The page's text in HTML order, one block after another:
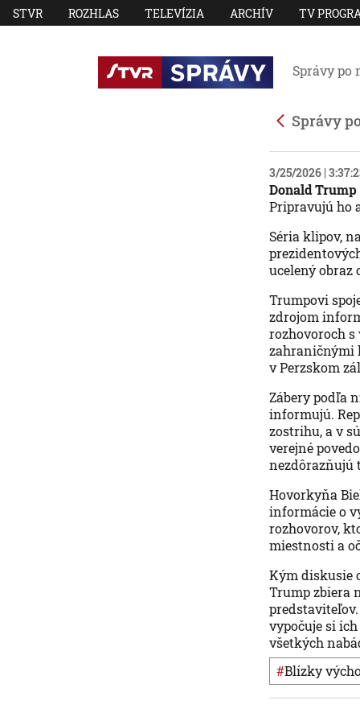
STVR ROZHLAS TELEVÍZIA ARCHÍV TV
Správy po
Správy
3/25/2026 |
Donald
Pripravujú ho
Séria klipov,
ucelený obraz
Trumpovi
zdrojom
rozhovoroch
zahraničnými
v Perzskom
Zábery podľa
informujú.
zostrihu, a v
verejné
nezdôrazňujú
Hovorkyňa
informácie o
rozhovorov,
miestnosti a
Kým diskusie
Trump zbiera
vypočuje si
všetkých
# Blízky